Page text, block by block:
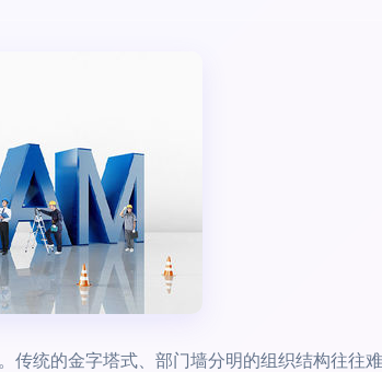
统的金字塔式、部门墙分明的组织结构往往